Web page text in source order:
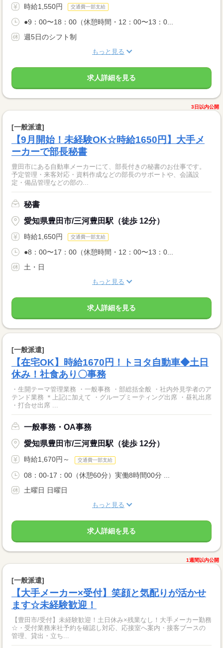
時給1,550円 交通費一部支給
●9：00〜18：00（休憩時間・12：00〜13：0...
週5日のシフト制
もっと見る
求人詳細を見る
3日以内公開
[一般派遣]
【9月開始！未経験OK☆時給1650円】大手メ
ーカーで部長秘書
豊田市にある自動車メーカーにて、部長付きの秘書のお仕事です。
予定管理・来客対応・資料作成などの部長のサポートや、会議設
定・備品管理などの部の...
秘書
愛知県豊田市/三河豊田駅（徒歩 12分）
時給1,650円 交通費一部支給
●8：00〜17：00（休憩時間・12：00〜13：0...
土・日
もっと見る
求人詳細を見る
[一般派遣]
【在宅OK】時給1670円！トヨタ自動車◆土日
休み！社食あり〇事務
・生開テーマ管理業務 ・一般事務 ・部総括全般 ・社内外見学者のア
テンド業務 ＊上記に加えて ・グループミーティング出席 ・昼礼出席
・打合せ出席 ...
一般事務・OA事務
愛知県豊田市/三河豊田駅（徒歩 12分）
時給1,670円～ 交通費一部支給
08：00-17：00（休憩60分）実働8時間00分 ...
土曜日 日曜日
もっと見る
求人詳細を見る
1週間以内公開
[一般派遣]
【大手メーカー×受付】笑顔と気配りが活かせ
ます☆未経験歓迎！
【豊田市/受付】未経験歓迎！土日休み×残業なし！大手メーカー勤務
☆・受付業務来社予約を確認し対応、応接室へ案内・接客ブースの
管理、貸出・立ち...